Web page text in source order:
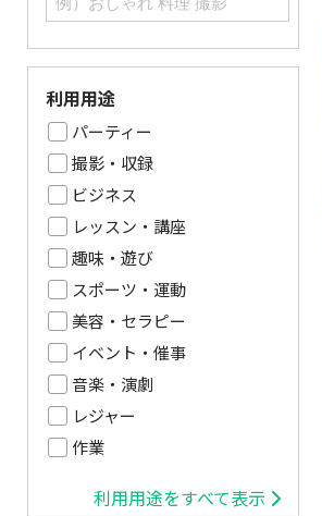
利用用途
パーティー
撮影・収録
ビジネス
レッスン・講座
趣味・遊び
スポーツ・運動
美容・セラピー
イベント・催事
音楽・演劇
レジャー
作業
利用用途をすべて表示